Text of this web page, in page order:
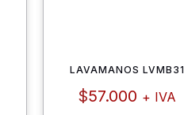
LAVAMANOS LVMB31
$57.000 + IVA